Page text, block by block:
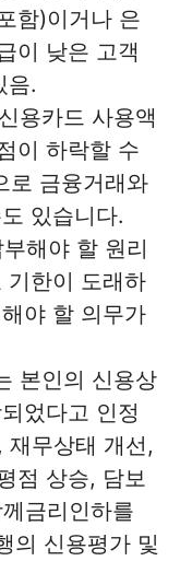
함)이거나 은
이 낮은 고객
음.
용카드 사용액
이 하락할 수
로 금융거래와
있습니다.
해야 할 원리
기한이 도래하
야 할 의무가
본인의 신용상
었다고 인정
재무상태 개선,
점 상승, 담보
금리인하를
의 신용평가 및